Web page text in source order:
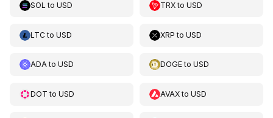
SOL to USD TRXtoUSD
LTCto USD XRP toUSD
ADAto USD DOGEtoUSD
DOT to USD AVAXtoUSD